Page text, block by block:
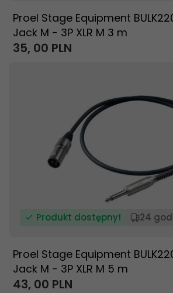
Proel Stage Equipment
Jack M - 3P XLR M 3 m
35, 00 PLN
Produkt dostępny! 24
Proel Stage Equipment
Jack M - 3P XLR M 5 m
43, 00 PLN